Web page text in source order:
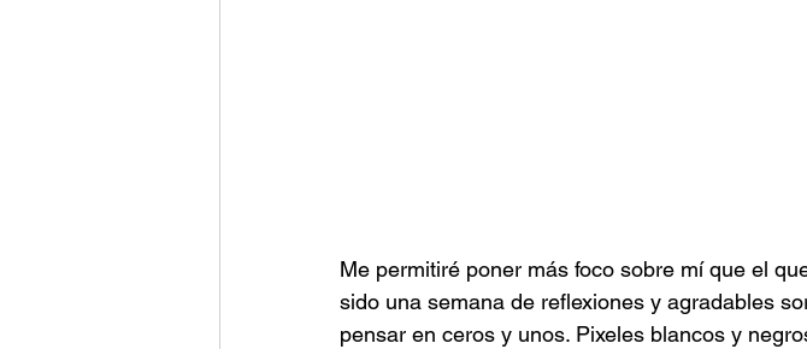
Me permitiré poner más foco sobre mí que el
sido una semana de reflexiones y agradables
pensar en ceros y unos. Pixeles blancos y